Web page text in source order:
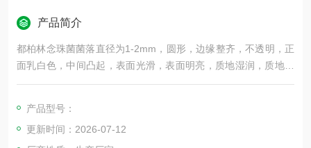
产品简介
都柏林念珠菌菌落直径为1-2mm，圆形，边缘整齐，不透明，正
面乳白色，中间凸起，表面光滑，表面明亮，质地湿润，质地黏
稠，G＋（蓝紫色），球菌，纯度：纯
产品型号：
更新时间：2026-07-12